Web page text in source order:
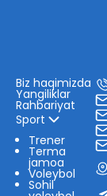
Biz haqimizda
Yangiliklar
Rahbariyat
Sport
Trener
Terma
jamoa
Voleybol
Sohil